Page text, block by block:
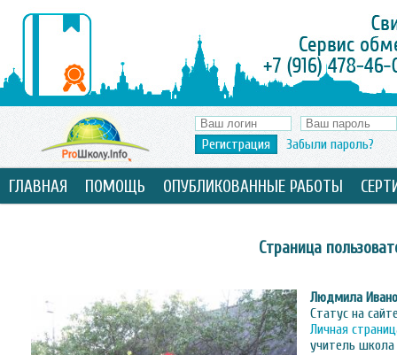
Регистрация Забыли пароль?
ГЛАВНАЯ ПОМОЩЬ ОПУБЛИКОВАННЫЕ РАБОТЫ
Страница
Людмила
Статус на
Личная
учитель школа